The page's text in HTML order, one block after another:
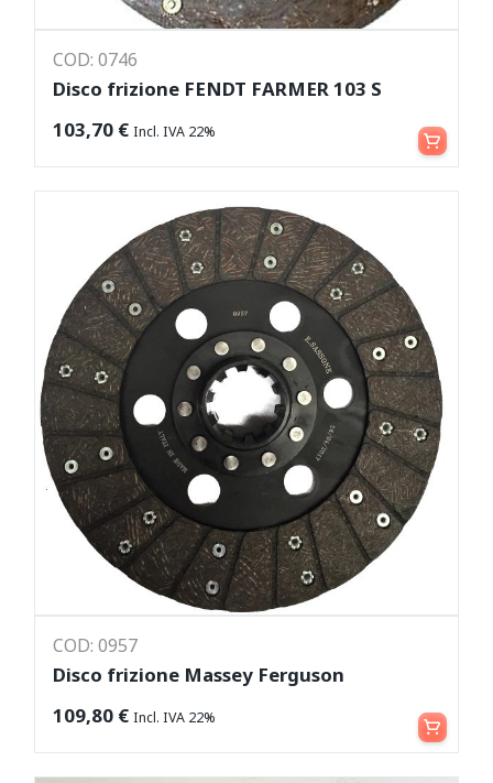
COD: 0746
Disco frizione FENDT FARMER 103 S
103,70 € Incl. IVA 22% Aggiungi al carrello
COD: 0957
Disco frizione Massey Ferguson
109,80 € Incl. IVA 22% Aggiungi al carrello